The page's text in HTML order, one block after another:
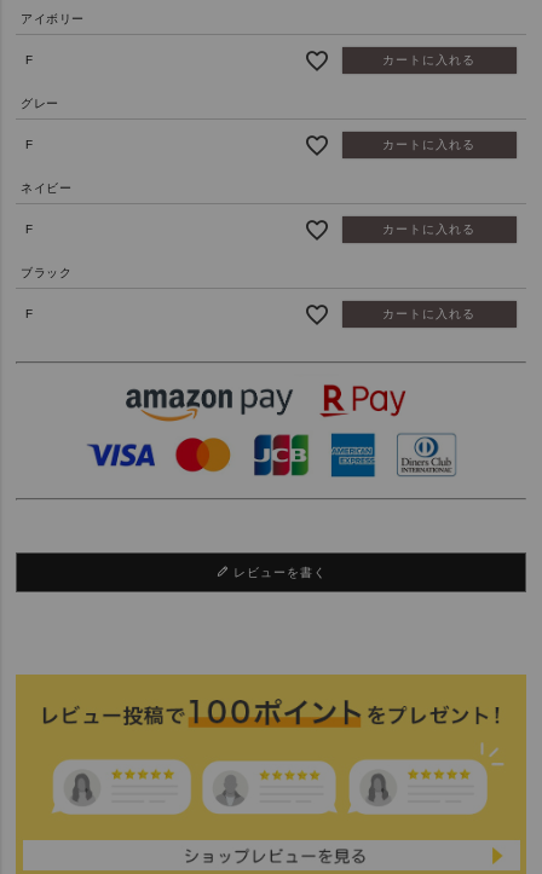
アイボリー
F カートに入れる
グレー
F カートに入れる
ネイビー
F カートに入れる
ブラック
F カートに入れる
レビューを書く